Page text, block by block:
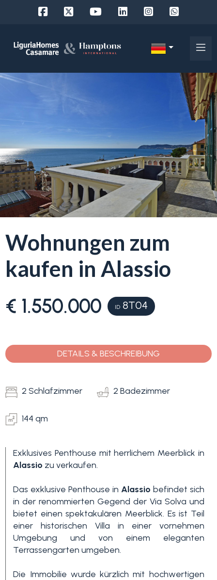
Wohnungen zum
kaufen in Alassio
€ 1.550.000 ID 8T04
DETAILS & BESCHREIBUNG
2 Schlafzimmer 2 Badezimmer
144 qm
Exklusives Penthouse mit herrlichem Meerblick in
Alassio zu verkaufen.
Das exklusive Penthouse in Alassio befindet sich
in der renommierten Gegend der Via Solva und
bietet einen spektakulären Meerblick. Es ist Teil
einer historischen Villa in einer vornehmen
Umgebung und von einem eleganten
Terrassengarten umgeben.
Die Immobilie wurde kürzlich mit hochwertigen
EN
Über
uns
Unsere
Dienstleistungen
Blumenriviera
Objektsuche
Favoriten
(0)
Sie?
Provinz
Ort
Immobilientyp
Mehrfachauswahl
Wohnimmobilien
Grundstücke
Schlafzimmer
min.
Alle